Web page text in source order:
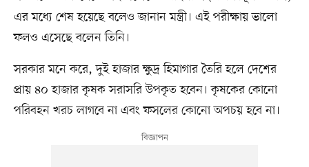
এর মধ্যে শেষ হয়েছে বলেও জানান মন্ত্রী। এই পরীক্ষায় ভালো
ফলও এসেছে বলেন তিনি।
সরকার মনে করে, দুই হাজার ক্ষুদ্র হিমাগার তৈরি হলে দেশের
প্রায় ৪০ হাজার কৃষক সরাসরি উপকৃত হবেন। কৃষকের কোনো
পরিবহন খরচ লাগবে না এবং ফসলের কোনো অপচয় হবে না।